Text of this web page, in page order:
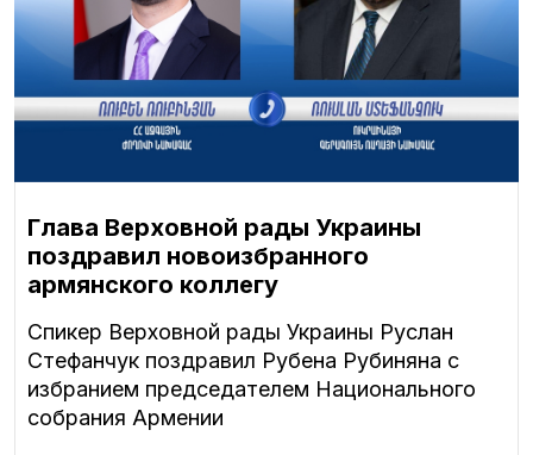
Глава Верховной рады Украины
поздравил новоизбранного
армянского коллегу
Спикер Верховной рады Украины Руслан
Стефанчук поздравил Рубена Рубиняна с
избранием председателем Национального
собрания Армении